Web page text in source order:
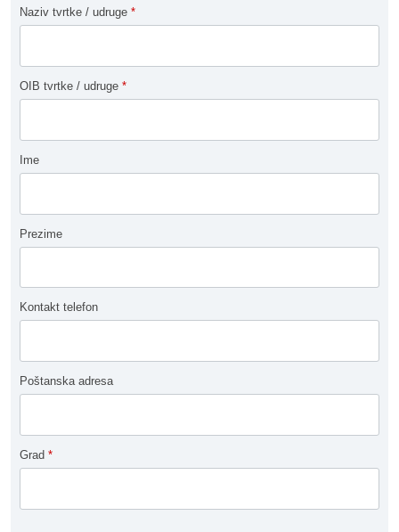
Naziv tvrtke / udruge *
OIB tvrtke / udruge *
Ime
Prezime
Kontakt telefon
Poštanska adresa
Grad *